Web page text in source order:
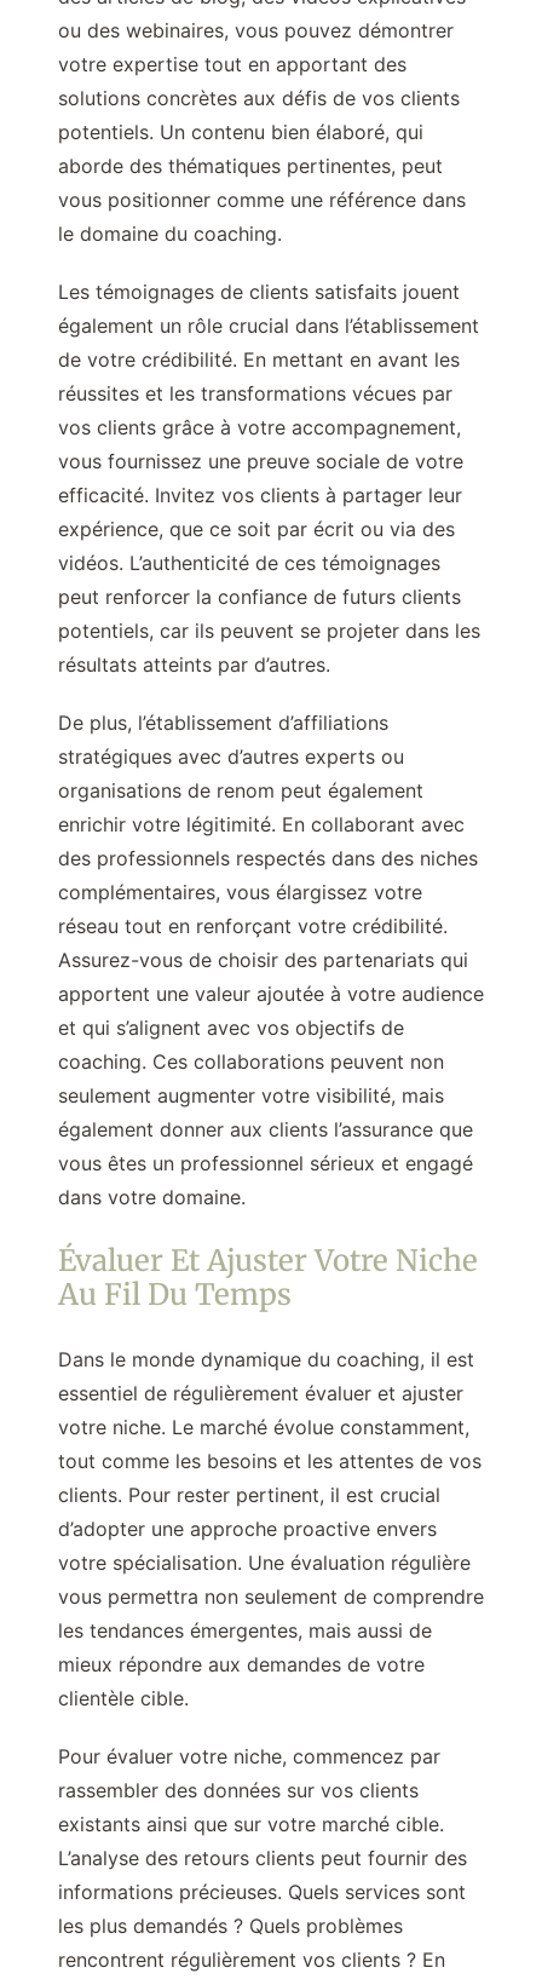
ou des webinaires, vous pouvez démontrer
votre expertise tout en apportant des
solutions concrètes aux défis de vos clients
potentiels. Un contenu bien élaboré, qui
aborde des thématiques pertinentes, peut
vous positionner comme une référence dans
le domaine du coaching.
Les témoignages de clients satisfaits jouent
également un rôle crucial dans l’établissement
de votre crédibilité. En mettant en avant les
réussites et les transformations vécues par
vos clients grâce à votre accompagnement,
vous fournissez une preuve sociale de votre
efficacité. Invitez vos clients à partager leur
expérience, que ce soit par écrit ou via des
vidéos. L’authenticité de ces témoignages
peut renforcer la confiance de futurs clients
potentiels, car ils peuvent se projeter dans les
résultats atteints par d’autres.
De plus, l’établissement d’affiliations
stratégiques avec d’autres experts ou
organisations de renom peut également
enrichir votre légitimité. En collaborant avec
des professionnels respectés dans des niches
complémentaires, vous élargissez votre
réseau tout en renforçant votre crédibilité.
Assurez-vous de choisir des partenariats qui
apportent une valeur ajoutée à votre audience
et qui s’alignent avec vos objectifs de
coaching. Ces collaborations peuvent non
seulement augmenter votre visibilité, mais
également donner aux clients l’assurance que
vous êtes un professionnel sérieux et engagé
dans votre domaine.
Évaluer Et Ajuster Votre Niche
Au Fil Du Temps
Dans le monde dynamique du coaching, il est
essentiel de régulièrement évaluer et ajuster
votre niche. Le marché évolue constamment,
tout comme les besoins et les attentes de vos
clients. Pour rester pertinent, il est crucial
d’adopter une approche proactive envers
votre spécialisation. Une évaluation régulière
vous permettra non seulement de comprendre
les tendances émergentes, mais aussi de
mieux répondre aux demandes de votre
clientèle cible.
Pour évaluer votre niche, commencez par
rassembler des données sur vos clients
existants ainsi que sur votre marché cible.
L’analyse des retours clients peut fournir des
informations précieuses. Quels services sont
les plus demandés ? Quels problèmes
rencontrent régulièrement vos clients ? En